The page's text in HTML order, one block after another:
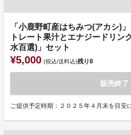
「小鹿野町産はちみつ(アカシ)
トレート果汁とエナジードリン
水百選)」セット
¥5,000 (税込/送料込)残り8
販売終了
ご提供予定時期：２０２５年４月末を目安